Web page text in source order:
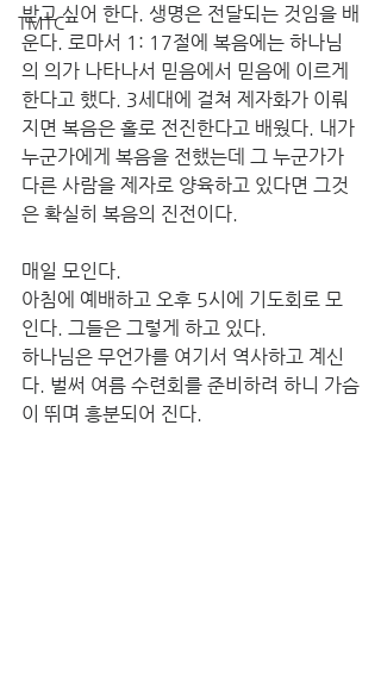
TMTC
받고 싶어 한다. 생명은 전달되는 것임을 배
운다. 로마서 1: 17절에 복음에는 하나님
의 의가 나타나서 믿음에서 믿음에 이르게
한다고 했다. 3세대에 걸쳐 제자화가 이뤄
지면 복음은 홀로 전진한다고 배웠다. 내가
누군가에게 복음을 전했는데 그 누군가가
다른 사람을 제자로 양육하고 있다면 그것
은 확실히 복음의 진전이다.
매일 모인다.
아침에 예배하고 오후 5시에 기도회로 모
인다. 그들은 그렇게 하고 있다.
하나님은 무언가를 여기서 역사하고 계신
다. 벌써 여름 수련회를 준비하려 하니 가슴
이 뛰며 흥분되어 진다.